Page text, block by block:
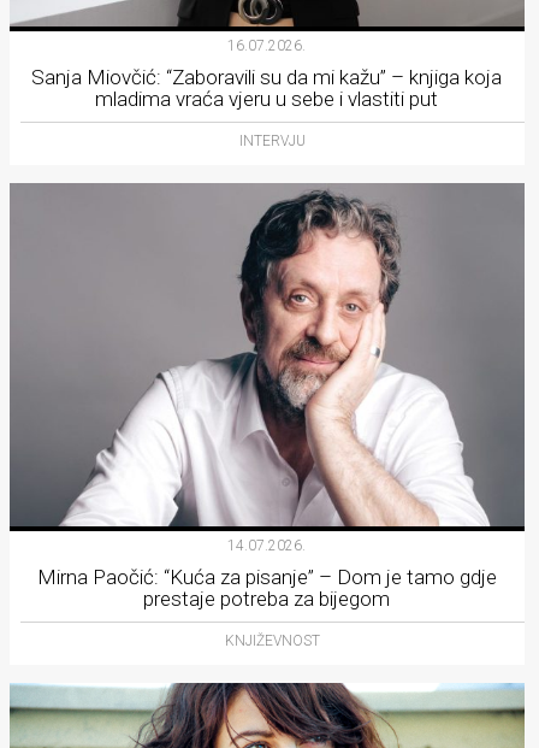
16.07.2026.
Sanja Miovčić: “Zaboravili su da mi kažu” – knjiga koja
mladima vraća vjeru u sebe i vlastiti put
INTERVJU
14.07.2026.
Mirna Paočić: “Kuća za pisanje” – Dom je tamo gdje
prestaje potreba za bijegom
KNJIŽEVNOST